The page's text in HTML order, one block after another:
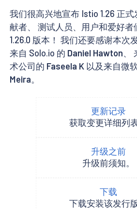
我们很高兴地宣布 Istio 1.26 正
献者、 测试人员、用户和爱好者
1.26.0 版本！ 我们还要感谢本次
来自 Solo.io 的 Daniel Hawton、
术公司的 Faseela K 以及来自微
Meira。
更新记录
获取变更详细列表
升级之前
升级前须知。
下载
下载安装该发行版